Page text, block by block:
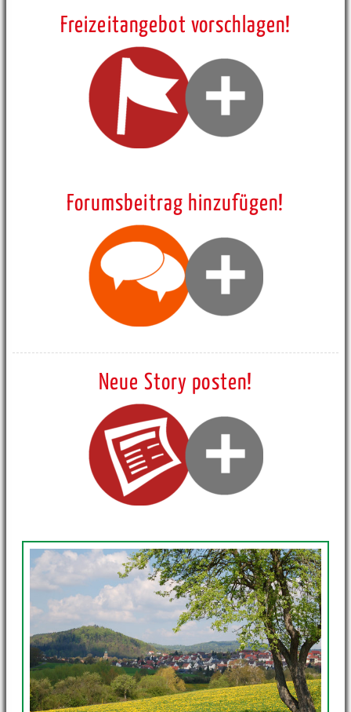
Freizeitangebot vorschlagen!
Forumsbeitrag hinzufügen!
Neue Story posten!